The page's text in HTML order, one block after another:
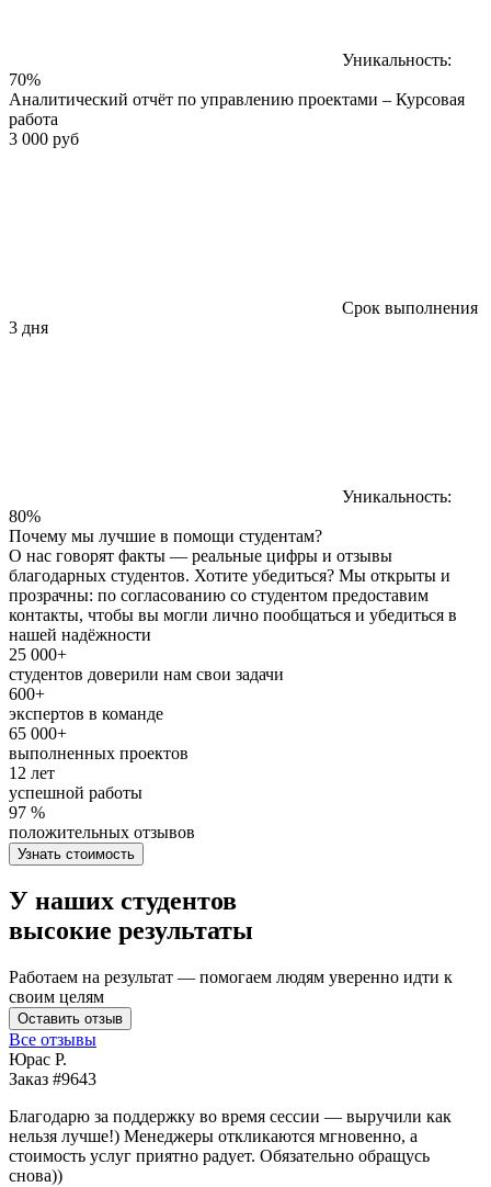
Уникальность:
70%
Аналитический отчёт по управлению проектами – Курсовая
работа
3 000 руб
Срок выполнения
3 дня
Уникальность:
80%
Почему мы лучшие в помощи студентам?
О нас говорят факты — реальные цифры и отзывы
благодарных студентов. Хотите убедиться? Мы открыты и
прозрачны: по согласованию со студентом предоставим
контакты, чтобы вы могли лично пообщаться и убедиться в
нашей надёжности
25 000+
студентов доверили нам свои задачи
600+
экспертов в команде
65 000+
выполненных проектов
12 лет
успешной работы
97 %
положительных отзывов
Узнать стоимость
У наших студентов
высокие результаты
Работаем на результат — помогаем людям уверенно идти к
своим целям
Оставить отзыв
Все отзывы
Юрас Р.
Заказ #9643
Благодарю за поддержку во время сессии — выручили как
нельзя лучше!) Менеджеры откликаются мгновенно, а
стоимость услуг приятно радует. Обязательно обращусь
снова))